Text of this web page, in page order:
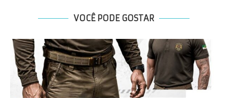
VOCÊ PODE GOSTAR